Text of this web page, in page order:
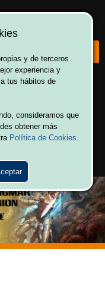
¡Bienvenido a Vulcania!
mesa
Ofertas
y de terceros
experiencia y
tus hábitos de
consideramos que
obtener más
Política de Cookies.